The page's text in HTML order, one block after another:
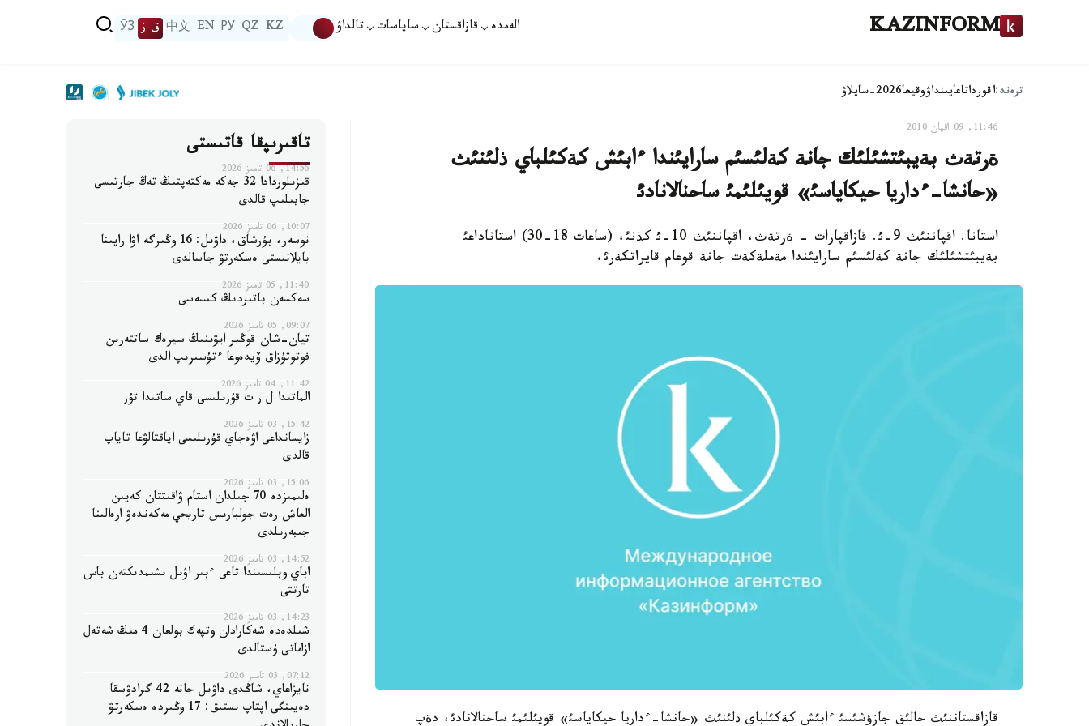
KAZINFORM الەمدە قازاقستان ساياسات تالداۋ KZ
QZ
РУ
EN
中文 ق ز ЎЗ
ترەند:اقورداتاعايىنداۋوقيعا2026-سايلاۋ
11:46, 09 اقپان 2010
ةرتةث بةيبئتشئلئك جانة كةلئسئم سارايئندا ءابئش كةكئلباي ذلئنئث
«حانشا-ءداريا حيكاياسئ» قويئلئمئ ساحنالانادئ
استانا. اقپاننئث 9-ئ. قازاقپارات - ةرتةث، اقپاننئث 10-ئ كذنئ، (ساعات 18-30) استاناداعئ
بةيبئتشئلئك جانة كةلئسئم سارايئندا مةملةكةت جانة قوعام قايراتكةرئ،
قازاقستاننئث حالئق جازؤشئسئ ءابئش كةكئلباي ذلئنئث «حانشا-ءداريا حيكاياسئ» قويئلئمئ ساحنالانادئ، دةپ
تاقىرىپقا قاتىستى
14:56, 06 تامىز 2026
قىزىلوردادا 32 جەكە مەكتەپتىڭ تەڭ جارتىسى
جابىلىپ قالدى
10:07, 06 تامىز 2026
نوسەر، بۇرشاق، داۋىل: 16 وڭىرگە اۋا رايىنا
بايلانىستى ەسكەرتۋ جاسالدى
11:40, 05 تامىز 2026
سەكسەن باتىردىڭ كىسەسى
09:07, 05 تامىز 2026
تيان-شان قوڭىر ايۋىنىڭ سيرەك ساتتەرىن
فوتوتۇزاق ۆيدەوعا ءتۇسىرىپ الدى
11:42, 04 تامىز 2026
الماتىدا ل ر ت قۇرىلىسى قاي ساتىدا تۇر
15:42, 03 تامىز 2026
زايسانداعى اۋەجاي قۇرىلىسى اياقتالۋعا تاياپ
قالدى
15:06, 03 تامىز 2026
ەلىمىزدە 70 جىلدان استام ۋاقىتتان كەيىن
العاش رەت جولبارىس تاريحي مەكەندەۋ ارەالىنا
جىبەرىلدى
14:52, 03 تامىز 2026
اباي وبلىسىندا تاعى ءبىر اۋىل ىشىمدىكتەن باس
تارتتى
14:23, 03 تامىز 2026
شىلدەدە شەكارادان وتپەك بولعان 4 مىڭ شەتەل
ازاماتى ۇستالدى
07:12, 03 تامىز 2026
نايزاعاي، شاڭدى داۋىل جانە 42 گرادۋسقا
دەيىنگى اپتاپ ىستىق: 17 وڭىردە ەسكەرتۋ